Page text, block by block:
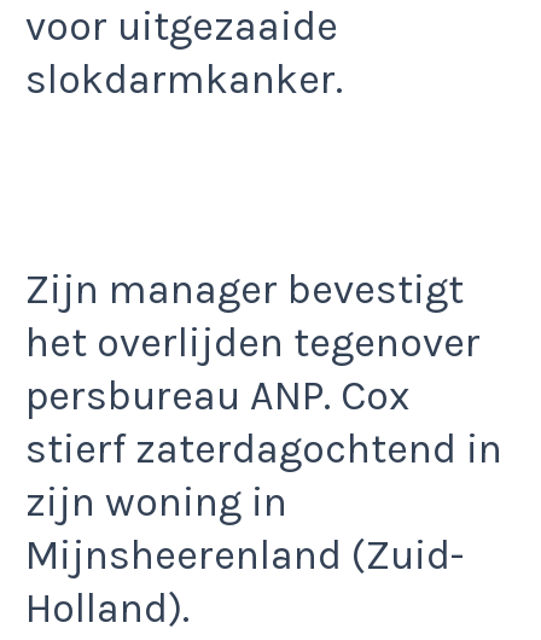
voor uitgezaaide
slokdarmkanker.
Zijn manager bevestigt
het overlijden tegenover
persbureau ANP. Cox
stierf zaterdagochtend in
zijn woning in
Mijnsheerenland (Zuid-
Holland).